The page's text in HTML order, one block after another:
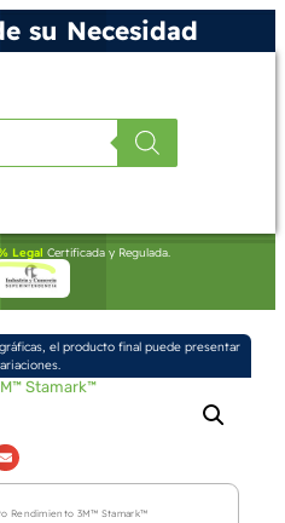
su Necesidad
Legal Certificada y Regulada.
el producto final puede presentar
Rendimiento 3M™ Stamark™